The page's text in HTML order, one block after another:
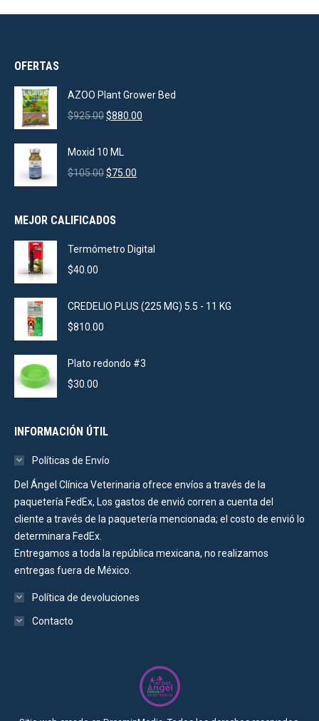
OFERTAS
AZOO Plant Grower Bed
$925.00Original
was:
$925.00.
$880.00
Moxid 10 ML
$105.00Original
$105.00.
$75.00
MEJOR CALIFICADOS
Termómetro Digital
$40.00
CREDELIO PLUS (225 MG) 5.5 - 11 KG
$810.00
Plato redondo #3
$30.00
INFORMACIÓN ÚTIL
Políticas de Envío
Del Ángel Clínica Veterinaria ofrece envíos a través de la
paquetería FedEx, Los gastos de envió corren a cuenta del
cliente a través de la paquetería mencionada; el costo de envió lo
determinara FedEx.
Entregamos a toda la república mexicana, no realizamos
entregas fuera de México.
Política de devoluciones
Contacto